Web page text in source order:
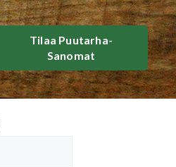
Tilaa Puutarha-
Sanomat